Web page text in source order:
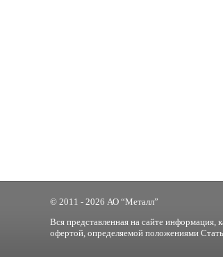
© 2011 - 2026 АО “Металл”
Вся представленная на сайте информация,
офертой, определяемой положениями